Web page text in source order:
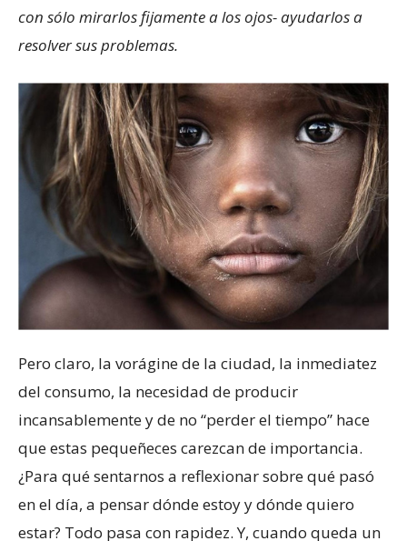
con sólo mirarlos fijamente a los ojos- ayudarlos a
resolver sus problemas.
Pero claro, la vorágine de la ciudad, la inmediatez
del consumo, la necesidad de producir
incansablemente y de no “perder el tiempo” hace
que estas pequeñeces carezcan de importancia.
¿Para qué sentarnos a reflexionar sobre qué pasó
en el día, a pensar dónde estoy y dónde quiero
estar? Todo pasa con rapidez. Y, cuando queda un